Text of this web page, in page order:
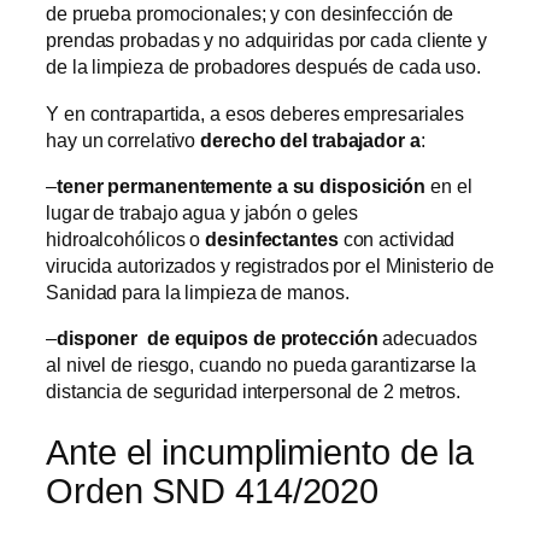
de prueba promocionales; y con desinfección de
prendas probadas y no adquiridas por cada cliente y
de la limpieza de probadores después de cada uso.
Y en contrapartida, a esos deberes empresariales
hay un correlativoderecho del trabajador a:
–tener permanentemente a su disposición en el
lugar de trabajo agua y jabón o geles
hidroalcohólicos odesinfectantescon actividad
virucida autorizados y registrados por el Ministerio de
Sanidad para la limpieza de manos.
–disponer de equipos de protección adecuados
al nivel de riesgo, cuando no pueda garantizarse la
distancia de seguridad interpersonal de 2 metros.
Ante el incumplimiento de la
Orden SND 414/2020